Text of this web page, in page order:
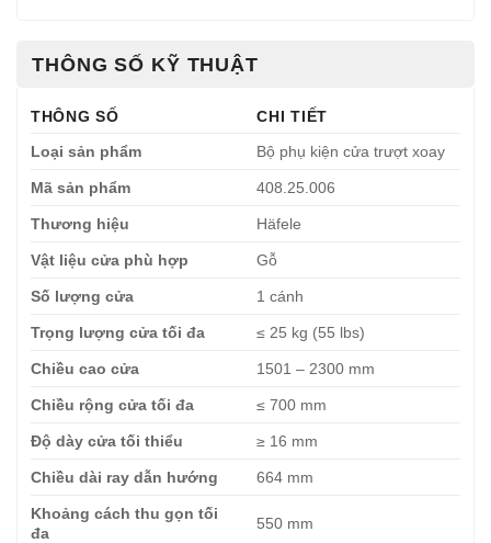
THÔNG SỐ KỸ THUẬT
THÔNG SỐ
CHI TIẾT
Loại sản phẩm
Bộ phụ kiện cửa trượt xoay
Mã sản phẩm 408.25.006
Thương hiệu Häfele
Vật liệu cửa phù hợp Gỗ
Số lượng cửa 1 cánh
Trọng lượng cửa tối đa ≤ 25 kg (55 lbs)
Chiều cao cửa 1501 – 2300 mm
Chiều rộng cửa tối đa ≤ 700 mm
Độ dày cửa tối thiểu ≥ 16 mm
Chiều dài ray dẫn hướng 664 mm
Khoảng cách thu gọn tối
đa
550 mm